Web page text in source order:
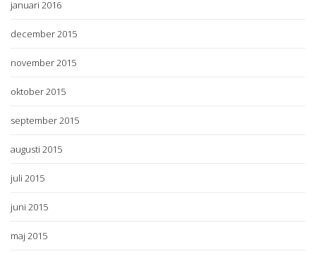
januari 2016
december 2015
november 2015
oktober 2015
september 2015
augusti 2015
juli 2015
juni 2015
maj 2015